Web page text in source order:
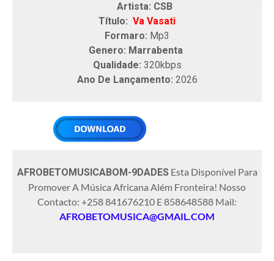
Artista: CSB
Título: Va Vasati
Formaro: Mp3
Genero: Marrabenta
Qualidade: 320kbps
Ano De Lançamento: 2026
AFROBETOMUSICABOM-9DADESEsta Disponível Para
Promover A Música Africana Além Fronteira! Nosso
Contacto: +258 841676210 E 858648588 Mail:
AFROBETOMUSICA@GMAIL.COM